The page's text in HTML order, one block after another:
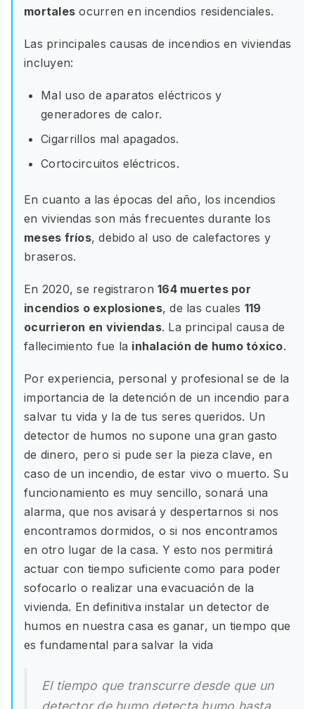
mortales ocurren en incendios residenciales.
Las principales causas de incendios en viviendas
incluyen:
Mal uso de aparatos eléctricos y
generadores de calor.
Cigarrillos mal apagados.
Cortocircuitos eléctricos.
En cuanto a las épocas del año, los incendios
en viviendas son más frecuentes durante los
meses fríos, debido al uso de calefactores y
braseros.
En 2020, se registraron 164 muertes por
incendios o explosiones, de las cuales 119
ocurrieron en viviendas. La principal causa de
fallecimiento fue la inhalación de humo tóxico.
Por experiencia, personal y profesional se de la
importancia de la detención de un incendio para
salvar tu vida y la de tus seres queridos. Un
detector de humos no supone una gran gasto
de dinero, pero si pude ser la pieza clave, en
caso de un incendio, de estar vivo o muerto. Su
funcionamiento es muy sencillo, sonará una
alarma, que nos avisará y despertarnos si nos
encontramos dormidos, o si nos encontramos
en otro lugar de la casa. Y esto nos permitirá
actuar con tiempo suficiente como para poder
sofocarlo o realizar una evacuación de la
vivienda. En definitiva instalar un detector de
humos en nuestra casa es ganar, un tiempo que
es fundamental para salvar la vida
El tiempo que transcurre desde que un